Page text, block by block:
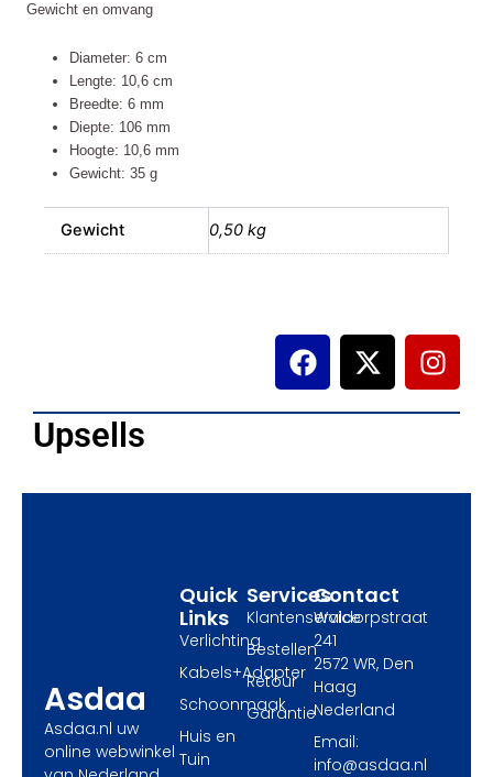
Gewicht en omvang
Diameter: 6 cm
Lengte: 10,6 cm
Breedte: 6 mm
Diepte: 106 mm
Hoogte: 10,6 mm
Gewicht: 35 g
Gewicht 0,50 kg
F
a
o
X
-
t
I
n
g
Upsells
Asdaa
Asdaa.nl uw
online webwinkel
Services
Klantenservice
Bestellen
Retour
Garantie
Quick
Links
Verlichting
Kabels+Adapter
Schoonmaak
Huis en
Tuin
Contact
Waldorpstraat
241
2572 WR, Den
Haag
Nederland
Email:
info@asdaa.nl